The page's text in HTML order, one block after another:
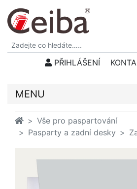
PŘIHLÁŠENÍ
MENU
Vše pro paspartování
Pasparty a zadní desky